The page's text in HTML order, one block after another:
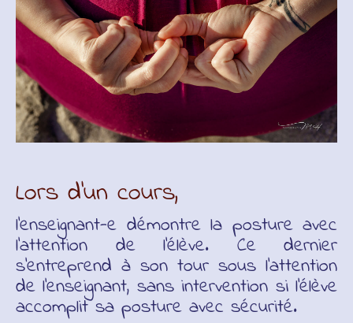
Lors d’un cours,
l’enseignant-e démontre la posture avec
l’attention de l’élève. Ce dernier
s’entreprend à son tour sous l’attention
de l’enseignant, sans intervention si l’élève
accomplit sa posture avec sécurité.